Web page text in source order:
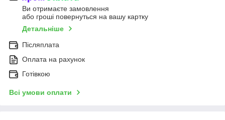
Ви отримаєте замовлення
або гроші повернуться на вашу картку
Детальніше
Післяплата
Оплата на рахунок
Готівкою
Всі умови оплати